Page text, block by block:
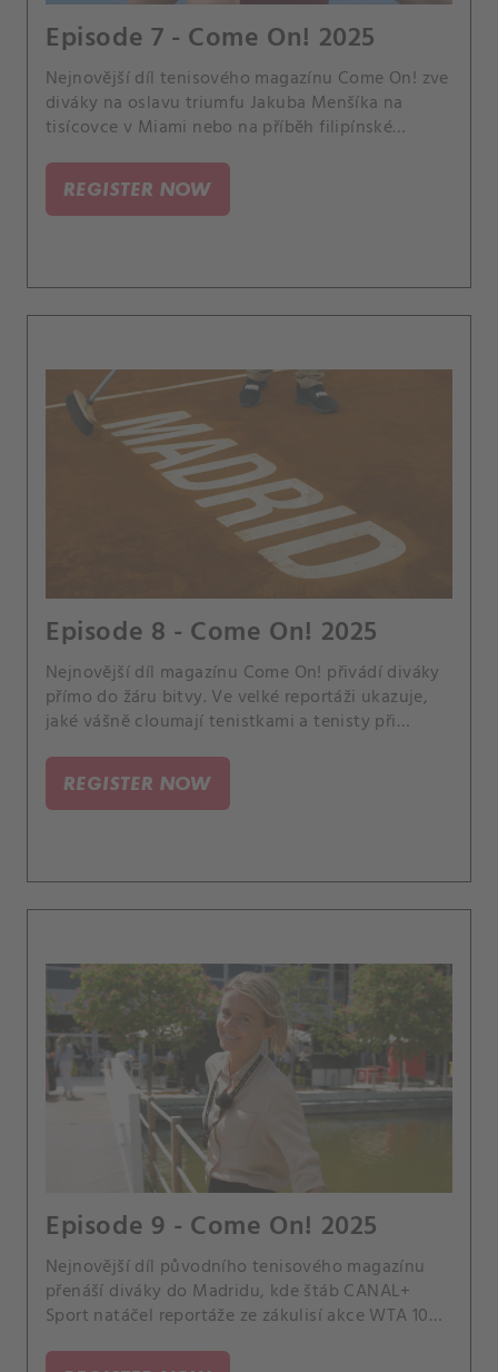
Episode 7 - Come On! 2025
Nejnovější díl tenisového magazínu Come On! zve
diváky na oslavu triumfu Jakuba Menšíka na
tisícovce v Miami nebo na příběh filipínské
REGISTER NOW
Episode 8 - Come On! 2025
Nejnovější díl magazínu Come On! přivádí diváky
přímo do žáru bitvy. Ve velké reportáži ukazuje,
jaké vášně cloumají tenistkami a tenisty při
REGISTER NOW
Episode 9 - Come On! 2025
Nejnovější díl původního tenisového magazínu
přenáší diváky do Madridu, kde štáb CANAL+
Sport natáčel reportáže ze zákulisí akce WTA 1000
průvodkyně se ujala bývalá světová pětka Daniela